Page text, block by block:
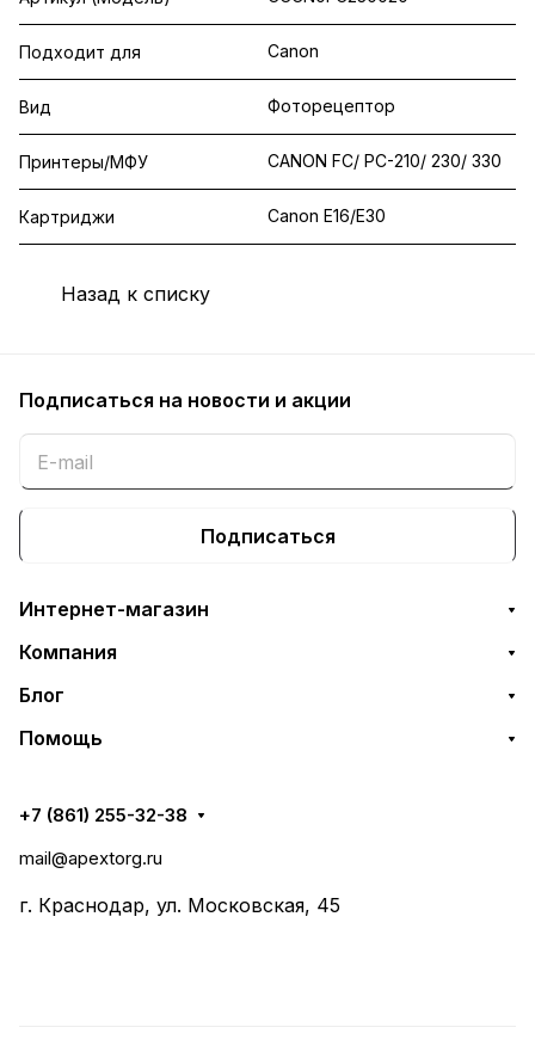
Подходит для Canon
Вид Фоторецептор
Принтеры/МФУ CANON FC/ PC-210/ 230/ 330
Картриджи Canon E16/E30
Назад к списку
Подписаться на новости и акции
Подписаться
Интернет-магазин
Компания
Блог
Помощь
+7 (861) 255-32-38
mail@apextorg.ru
г. Краснодар, ул. Московская, 45